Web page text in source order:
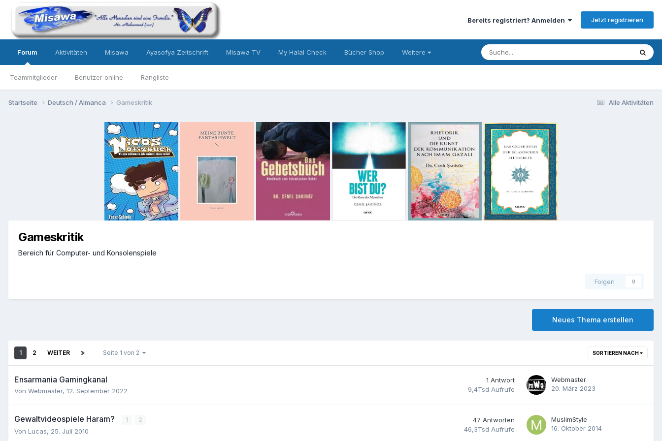
Bereits registriert? Anmelden Jetzt registrieren
Forum
Teammitglieder Benutzer online Rangliste
Aktivitäten Misawa Ayasofya Zeitschrift Misawa TV My Halal Check Bücher Shop Weitere
Alle Aktivitäten
Startseite Deutsch / Almanca Gameskritik
Gameskritik
Bereich für Computer- und Konsolenspiele
Folgen 0
Neues Thema erstellen
SORTIEREN NACH
1 2 WEITER Seite 1 von 2
Ensarmania Gamingkanal
Von Webmaster, 12. September 2022
1 Antwort
9,4Tsd Aufrufe
Webmaster
20. März 2023
Gewaltvideospiele Haram? 1 2
Von Lucas, 25. Juli 2010
47 Antworten
46,3Tsd Aufrufe
MuslimStyle
16. Oktober 2014